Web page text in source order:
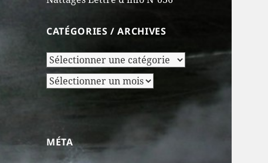
CATÉGORIES / ARCHIVES
Catégories
/
Archives
Archives
MÉTA